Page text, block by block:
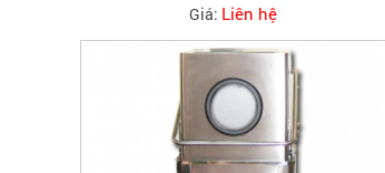
Giá: Liên hệ